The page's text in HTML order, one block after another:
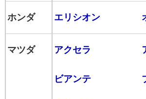
ホンダ エリシオン
マツダ アクセラ
ビアンテ